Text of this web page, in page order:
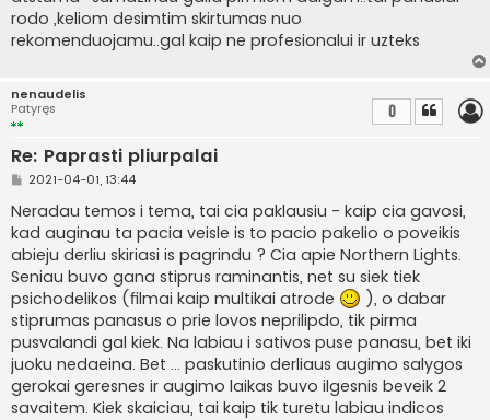
a
r
t
rodo ,keliom desimtim skirtumas nuo
rekomenduojamu..gal kaip ne profesionalui ir uzteks
nenaudelis
Patyręs
Re: Paprasti pliurpalai
0
S
a
n
d
a
r
t
i
n
ė
2021-04-01, 13:44
Neradau temos i tema, tai cia paklausiu - kaip cia gavosi,
kad auginau ta pacia veisle is to pacio pakelio o poveikis
abieju derliu skiriasi is pagrindu ? Cia apie Northern Lights.
Seniau buvo gana stiprus raminantis, net su siek tiek
psichodelikos (filmai kaip multikai atrode
), o dabar
stiprumas panasus o prie lovos neprilipdo, tik pirma
pusvalandi gal kiek. Na labiau i sativos puse panasu, bet iki
juoku nedaeina. Bet ... paskutinio derliaus augimo salygos
gerokai geresnes ir augimo laikas buvo ilgesnis beveik 2
savaitem. Kiek skaiciau, tai kaip tik turetu labiau indicos